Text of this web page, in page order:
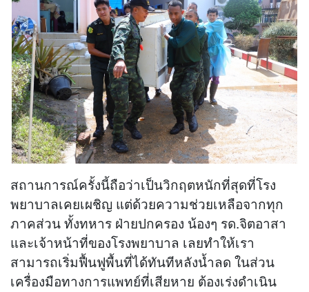
สถานการณ์ครั้งนี้ถือว่าเป็นวิกฤตหนักที่สุดที่โรง
พยาบาลเคยเผชิญ แต่ด้วยความช่วยเหลือจากทุก
ภาคส่วน ทั้งทหาร ฝ่ายปกครอง น้องๆ รด.จิตอาสา
และเจ้าหน้าที่ของโรงพยาบาล เลยทำให้เรา
สามารถเริ่มฟื้นฟูพื้นที่ได้ทันทีหลังน้ำลด ในส่วน
เครื่องมือทางการแพทย์ที่เสียหาย ต้องเร่งดำเนิน